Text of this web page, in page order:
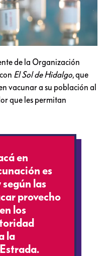
de la Organización
El Sol de Hidalgo, que
vacunar a su población al
que les permitan
en
es
las
provecho
los
la